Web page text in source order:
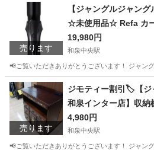
大阪 和泉中央駅 椅子
売ります
【ジャングルジャン
☆未使用品☆ Refa カ
TG RE-AW-03A ブラ
市 堺市 岸和田市 泉大
19,980円
和泉中央駅
📢ご覧いただきありがとうございます！ ジャン
大阪 和泉市 生活家電
売ります
ジモティー割引🏷️【ジ
和泉インター店】収納
堺市 岸和田市 泉大津
4,980円
和泉中央駅
📢ご覧いただきありがとうございます！ ジャ